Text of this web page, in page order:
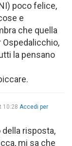
poco felice,
e
che quella
la pensano
10:28 Accedi per
risposta,
mi sa che